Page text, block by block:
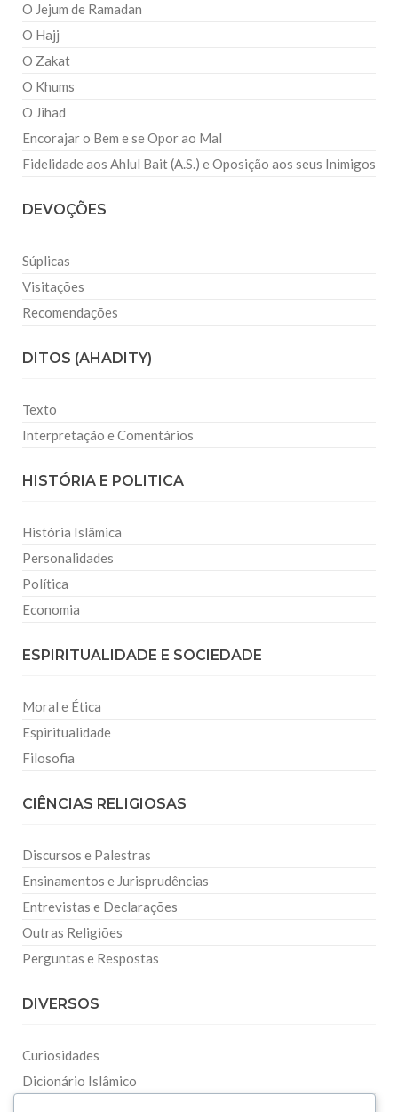
O Jejum de Ramadan
O Hajj
O Zakat
O Khums
O Jihad
Encorajar o Bem e se Opor ao Mal
Fidelidade aos Ahlul Bait (A.S.) e Oposição aos seus Inimigos
DEVOÇÕES
Súplicas
Visitações
Recomendações
DITOS (AHADITY)
Texto
Interpretação e Comentários
HISTÓRIA E POLITICA
História Islâmica
Personalidades
Política
Economia
ESPIRITUALIDADE E SOCIEDADE
Moral e Ética
Espiritualidade
Filosofia
CIÊNCIAS RELIGIOSAS
Discursos e Palestras
Ensinamentos e Jurisprudências
Entrevistas e Declarações
Outras Religiões
Perguntas e Respostas
DIVERSOS
Curiosidades
Dicionário Islâmico